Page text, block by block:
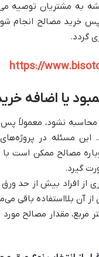
به مشتریان توصیه
مصالح انجام شود
گردد.
https://
یا اضافه
محاسبه نشود، معمولاً
مسئله در
مصالح ممکن است
گیرد.
از افراد بیش از حد
آن بلااستفاده باقی
مقدار مصالح مورد